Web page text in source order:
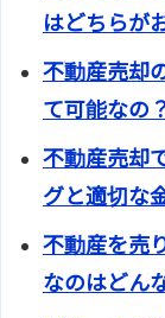
はどちらが
不動産売却
て可能なの
不動産売却
グと適切な
不動産を売
なのはどん